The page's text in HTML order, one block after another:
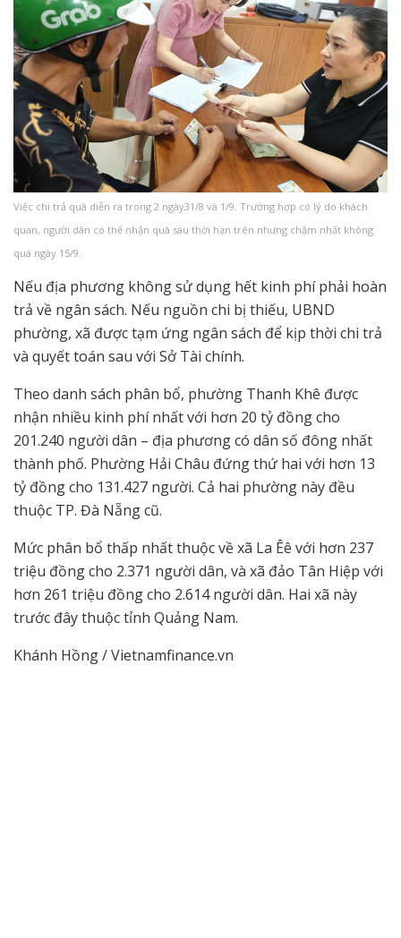
Việc chi trả quà diễn ra trong 2 ngày31/8 và 1/9. Trường hợp có lý do khách
quan, người dân có thể nhận quà sau thời hạn trên nhưng chậm nhất không
quá ngày 15/9.
Nếu địa phương không sử dụng hết kinh phí phải hoàn
trả về ngân sách. Nếu nguồn chi bị thiếu, UBND
phường, xã được tạm ứng ngân sách để kịp thời chi trả
và quyết toán sau với Sở Tài chính.
Theo danh sách phân bổ, phường Thanh Khê được
nhận nhiều kinh phí nhất với hơn 20 tỷ đồng cho
201.240 người dân – địa phương có dân số đông nhất
thành phố. Phường Hải Châu đứng thứ hai với hơn 13
tỷ đồng cho 131.427 người. Cả hai phường này đều
thuộc TP. Đà Nẵng cũ.
Mức phân bổ thấp nhất thuộc về xã La Êê với hơn 237
triệu đồng cho 2.371 người dân, và xã đảo Tân Hiệp với
hơn 261 triệu đồng cho 2.614 người dân. Hai xã này
trước đây thuộc tỉnh Quảng Nam.
Khánh Hồng / Vietnamfinance.vn